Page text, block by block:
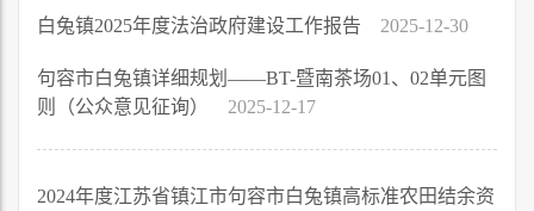
白兔镇2025年度法治政府建设工作报告 2025-12-30
句容市白兔镇详细规划——BT-暨南茶场01、02单元图
则（公众意见征询）
2025-12-17
2024年度江苏省镇江市句容市白兔镇高标准农田结余资